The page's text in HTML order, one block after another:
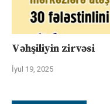
Vəhşiliyin zirvəsi
İyul 19, 2025